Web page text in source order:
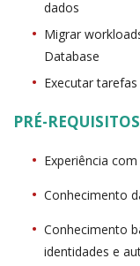
dados
Migrar
Database
Executar
PRÉ-REQUISITOS
Experiência
Conhecimento
Conhecimento
identidades e